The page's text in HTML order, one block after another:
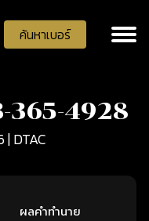
ค้นหาเบอร์
365-4928
DTAC
ผลคำทำนาย